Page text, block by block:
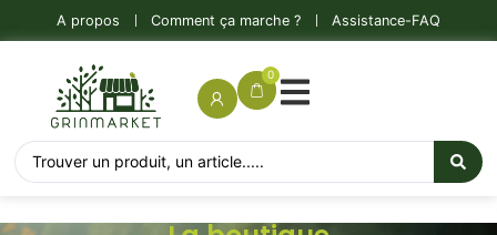
A propos Comment ça marche ? Assistance-FAQ
0